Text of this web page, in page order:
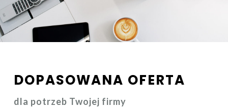
DOPASOWANA OFERTA
dla potrzeb Twojej firmy